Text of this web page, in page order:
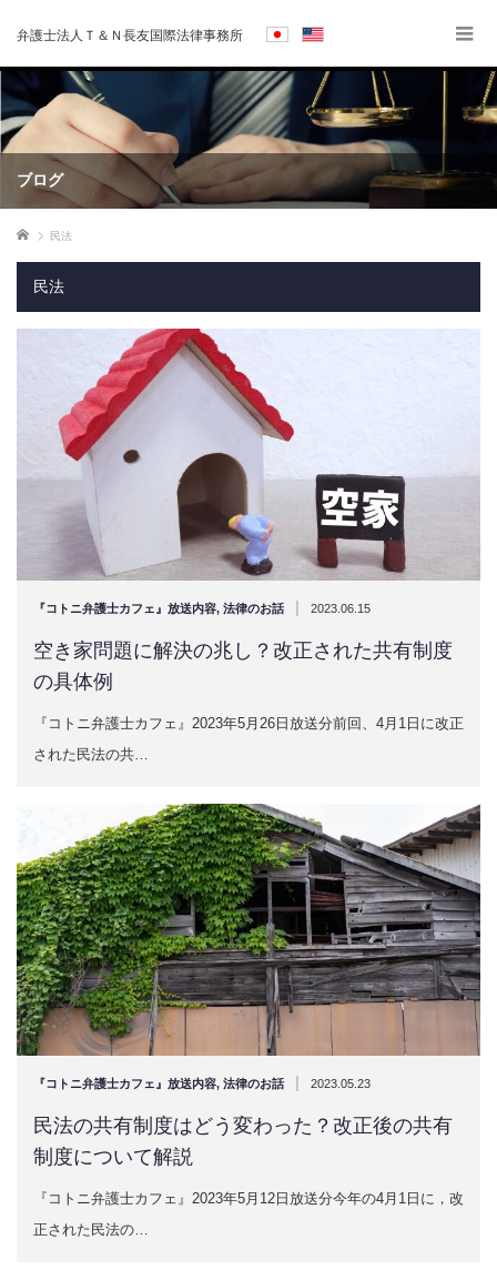
弁護士法人Ｔ＆Ｎ長友国際法律事務所
ブログ
ホーム 民法
民法
『コトニ弁護士カフェ』放送内容, 法律のお話 | 2023.06.15
空き家問題に解決の兆し？改正された共有制度
の具体例
『コトニ弁護士カフェ』2023年5月26日放送分前回、4月1日に改正
された民法の共…
『コトニ弁護士カフェ』放送内容, 法律のお話 | 2023.05.23
民法の共有制度はどう変わった？改正後の共有
制度について解説
『コトニ弁護士カフェ』2023年5月12日放送分今年の4月1日に，改
正された民法の…